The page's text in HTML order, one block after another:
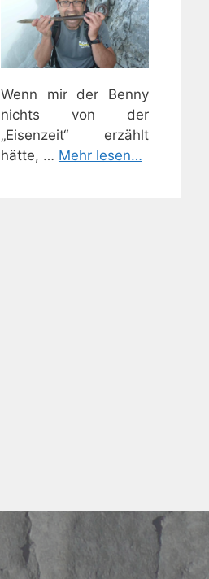
Wenn mir der Benny
nichts von der
„Eisenzeit“ erzählt
hätte, … Mehr lesen…